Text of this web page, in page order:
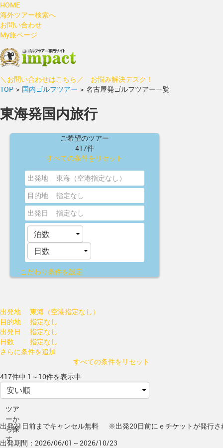
HOME
海外ツアー検索へ
お問い合わせ
My旅ページ
＼お問い合わせはこちら／ お悩み解決デスク！
TOP > 国内ゴルフツアー > 名古屋発ゴルフツアー一覧
東海発国内旅行
ご希望のツアー
417件
すべての条件をリセット
出発地
東海（空港指定なし）
目的地
指定なし
出発日
指定なし
こだわり条件を設定
出発地
東海（空港指定なし）
目的地
指定なし
出発日
指定なし
日数
指定なし
さらに条件を追加
すべての条件をリセット
417件中 1～10件を表示中
ツア
ーか
ら探
す
出発21日前までキャンセル無料
※出発20日前にｅチケットが発行さ
出発期間：2026/06/01～2026/10/23